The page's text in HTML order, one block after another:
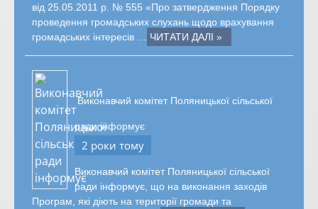
від 25.05.2011 р. № 555 «Про затвердження Порядку
проведення громадських слухань щодо врахування
громадських інтересів …
ЧИТАТИ ДАЛІ »
Виконавчий комітет Поляницької сільської
ради інформує
2 роки тому
Виконавчий комітет Поляницької сільської
ради інформує, що на виконання заходів
Програм, які діють на території громади та